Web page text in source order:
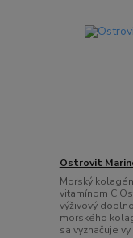
Ostrovit
Morský
vitamínom C
výživový
morského
sa vyznačuje